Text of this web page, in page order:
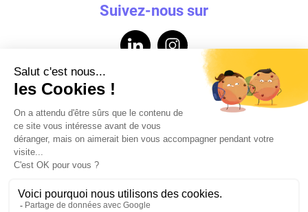
Suivez-nous sur
Powered by Elixir